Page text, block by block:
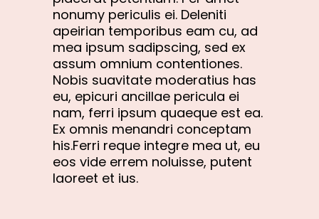
nonumy periculis ei. Deleniti
apeirian temporibus eam cu, ad
mea ipsum sadipscing, sed ex
assum omnium contentiones.
Nobis suavitate moderatius has
eu, epicuri ancillae pericula ei
nam, ferri ipsum quaeque est ea.
Ex omnis menandri conceptam
his.Ferri reque integre mea ut, eu
eos vide errem noluisse, putent
laoreet et ius.